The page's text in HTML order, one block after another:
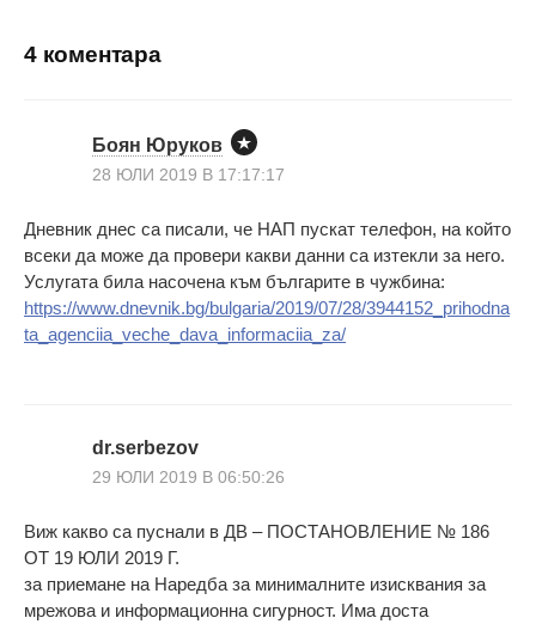
4 коментара
Боян Юруков
28 ЮЛИ 2019 В 17:17:17
Дневник днес са писали, че НАП пускат телефон, на който
всеки да може да провери какви данни са изтекли за него.
Услугата била насочена към българите в чужбина:
https://www.dnevnik.bg/bulgaria/2019/07/28/3944152_prihodna
ta_agenciia_veche_dava_informaciia_za/
dr.serbezov
29 ЮЛИ 2019 В 06:50:26
Виж какво са пуснали в ДВ – ПОСТАНОВЛЕНИЕ № 186
ОТ 19 ЮЛИ 2019 Г.
за приемане на Наредба за минималните изисквания за
мрежова и информационна сигурност. Има доста